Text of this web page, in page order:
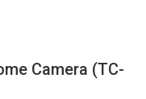
Camera (TC-